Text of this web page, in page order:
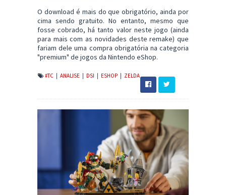
O download é mais do que obrigatório, ainda por
cima sendo gratuito. No entanto, mesmo que
fosse cobrado, há tanto valor neste jogo (ainda
para mais com as novidades deste remake) que
fariam dele uma compra obrigatória na categoria
"premium" de jogos da Nintendo eShop.
#TC ANALISE DSI ESHOP ZELDA